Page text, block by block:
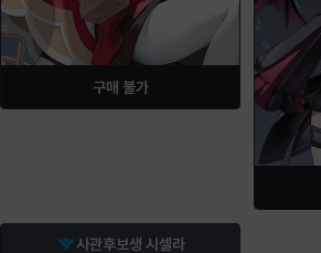
구매 불가
사관후보생 시셀라